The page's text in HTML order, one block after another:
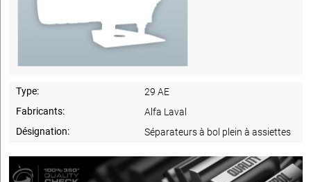
Type:
29 AE
Fabricants:
Alfa Laval
Désignation:
Séparateurs à bol plein à assiettes